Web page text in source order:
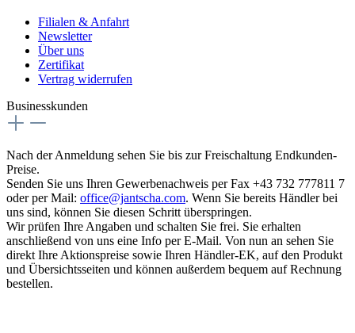
Filialen & Anfahrt
Newsletter
Über uns
Zertifikat
Vertrag widerrufen
Businesskunden
Nach der Anmeldung sehen Sie bis zur Freischaltung Endkunden-
Preise.
Senden Sie uns Ihren Gewerbenachweis per Fax +43 732 777811 7
oder per Mail: office@jantscha.com. Wenn Sie bereits Händler bei
uns sind, können Sie diesen Schritt überspringen.
Wir prüfen Ihre Angaben und schalten Sie frei. Sie erhalten
anschließend von uns eine Info per E-Mail. Von nun an sehen Sie
direkt Ihre Aktionspreise sowie Ihren Händler-EK, auf den Produkt
und Übersichtsseiten und können außerdem bequem auf Rechnung
bestellen.